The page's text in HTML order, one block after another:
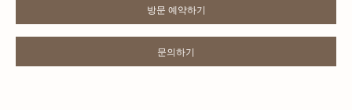
방문 예약하기LINK OPENS IN NEW TAB
문의하기LINK OPENS IN NEW TAB